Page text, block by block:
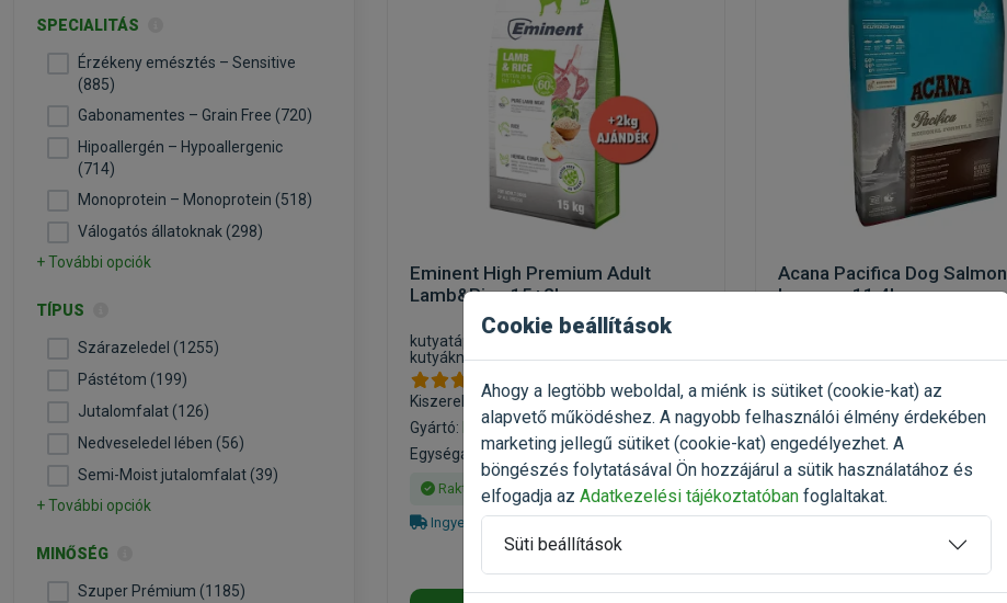
Eminent High Premium Adult
Lamb&Rice 15+2kg
kutyatáp bárányhússal érzékeny
kutyáknak
Kiszerelés: 17kg / Zsák
Gyártó:
Eminent
Egységár: 1 235 Ft / kg
Raktáron
Ingyenes házhozszállítás
20 990 Ft
Acana Pacifica Dog Salmon
Lazacos 11,4kg
Kiszerelés: 11.4kg / Zsák
Gyártó:Acana
Egységár: 3 061 Ft / kg
Raktáron
34 900 Ft 38 778 Ft
SPECIALITÁS
Érzékeny emésztés – Sensitive
(885)
Gabonamentes – Grain Free (720)
Hipoallergén – Hypoallergenic
(714)
Monoprotein – Monoprotein (518)
Válogatós állatoknak (298)
+ További opciók
TÍPUS
Szárazeledel (1255)
Pástétom (199)
Jutalomfalat (126)
Nedveseledel lében (56)
Semi-Moist jutalomfalat (39)
+ További opciók
MINŐSÉG
Szuper Prémium (1185)
Cookie beállítások
Ahogy a legtöbb weboldal, a miénk is sütiket (cookie-kat) az
alapvető működéshez. A nagyobb felhasználói élmény érdekében
marketing jellegű sütiket (cookie-kat) engedélyezhet. A
böngészés folytatásával Ön hozzájárul a sütik használatához és
elfogadja az Adatkezelési tájékoztatóban foglaltakat.
Süti beállítások